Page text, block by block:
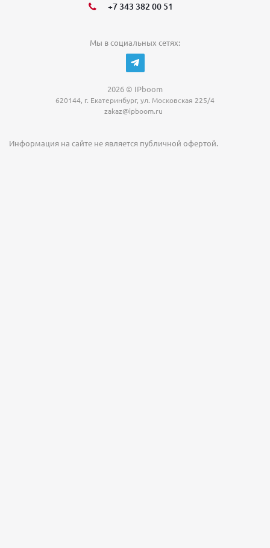
+7 343 382 00 51
Мы в социальных сетях:
2026 © IPboom
620144, г. Екатеринбург, ул. Московская 225/4
zakaz@ipboom.ru
Информация на сайте не является публичной офертой.